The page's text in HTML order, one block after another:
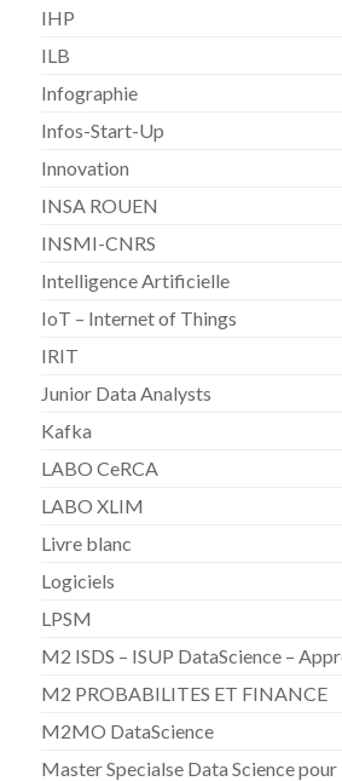
IHP
ILB
Infographie
Infos-Start-Up
Innovation
INSA ROUEN
INSMI-CNRS
Intelligence Artificielle
IoT – Internet of Things
IRIT
Junior Data Analysts
Kafka
LABO CeRCA
LABO XLIM
Livre blanc
Logiciels
LPSM
M2 ISDS – ISUP DataScience –
M2 PROBABILITES ET FINANCE
M2MO DataScience
Master Specialse Data Science pour